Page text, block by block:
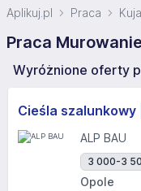
Aplikuj.pl Praca
Praca
Wyróżnione oferty
Cieśla szalunkowy
ALP BAU
3 000-3
Opole